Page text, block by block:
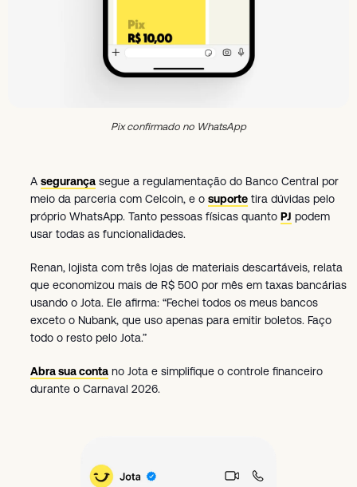
Pix confirmado no WhatsApp
A segurança segue a regulamentação do Banco Central por
meio da parceria com Celcoin, e o suporte tira dúvidas pelo
próprio WhatsApp. Tanto pessoas físicas quanto PJ podem
usar todas as funcionalidades.
Renan, lojista com três lojas de materiais descartáveis, relata
que economizou mais de R$ 500 por mês em taxas bancárias
usando o Jota. Ele afirma: “Fechei todos os meus bancos
exceto o Nubank, que uso apenas para emitir boletos. Faço
todo o resto pelo Jota.”
Abra sua conta no Jota e simplifique o controle financeiro
durante o Carnaval 2026.